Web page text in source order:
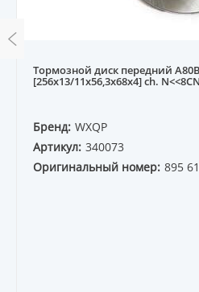
Тормозной диск передний
[256x13/11x56,3x68x4] ch.
Бренд: WXQP
Артикул: 340073
Оригинальный номер: 895